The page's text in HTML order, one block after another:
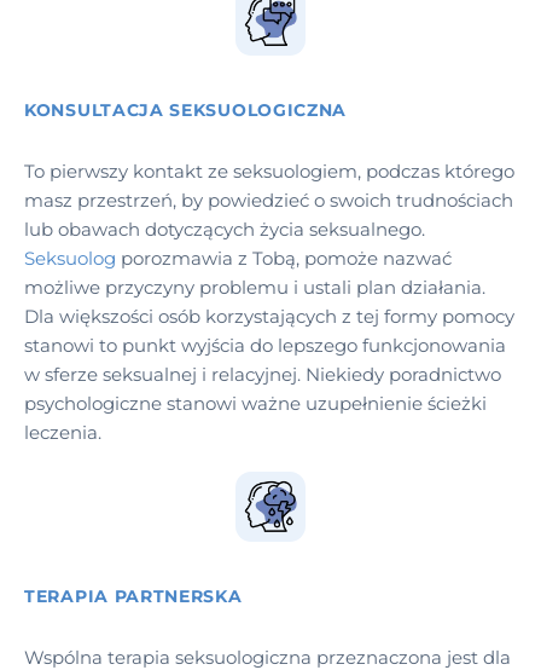
KONSULTACJA SEKSUOLOGICZNA
To pierwszy kontakt ze seksuologiem, podczas którego
masz przestrzeń, by powiedzieć o swoich trudnościach
lub obawach dotyczących życia seksualnego.
Seksuolog porozmawia z Tobą, pomoże nazwać
możliwe przyczyny problemu i ustali plan działania.
Dla większości osób korzystających z tej formy pomocy
stanowi to punkt wyjścia do lepszego funkcjonowania
w sferze seksualnej i relacyjnej. Niekiedy poradnictwo
psychologiczne stanowi ważne uzupełnienie ścieżki
leczenia.
TERAPIA PARTNERSKA
Wspólna terapia seksuologiczna przeznaczona jest dla